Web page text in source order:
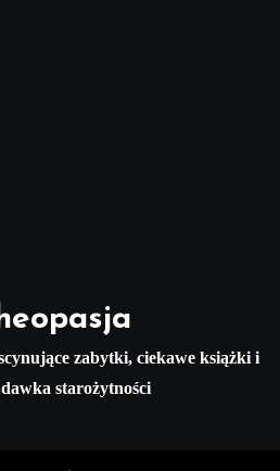
zabytki, ciekawe książki i
starożytności